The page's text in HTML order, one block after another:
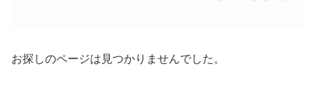
お探しのページは見つかりませんでした。